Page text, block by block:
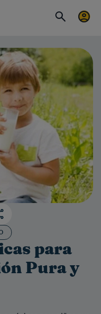
para
Pura y